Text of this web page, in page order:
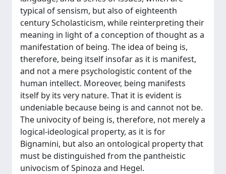
typical of sensism, but also of eighteenth
century Scholasticism, while reinterpreting their
meaning in light of a conception of thought as a
manifestation of being. The idea of being is,
therefore, being itself insofar as it is manifest,
and not a mere psychologistic content of the
human intellect. Moreover, being manifests
itself by its very nature. That it is evident is
undeniable because being is and cannot not be.
The univocity of being is, therefore, not merely a
logical-ideological property, as it is for
Bignamini, but also an ontological property that
must be distinguished from the pantheistic
univocism of Spinoza and Hegel.